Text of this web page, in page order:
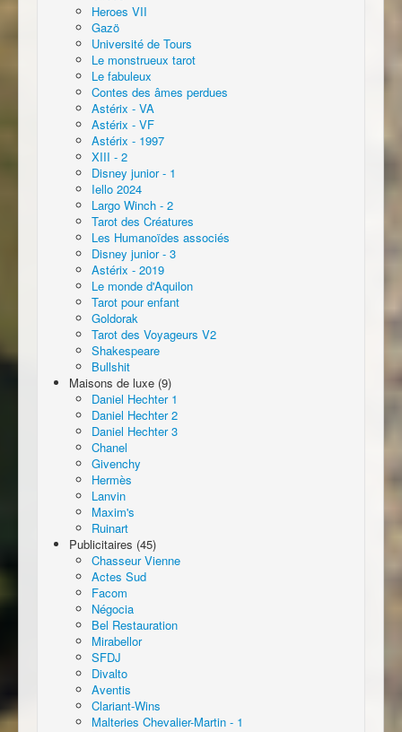
Heroes VII
Gazö
Université de Tours
Le monstrueux tarot
Le fabuleux
Contes des âmes perdues
Astérix - VA
Astérix - VF
Astérix - 1997
XIII - 2
Disney junior - 1
Iello 2024
Largo Winch - 2
Tarot des Créatures
Les Humanoïdes associés
Disney junior - 3
Astérix - 2019
Le monde d'Aquilon
Tarot pour enfant
Goldorak
Tarot des Voyageurs V2
Shakespeare
Bullshit
Maisons de luxe (9)
Daniel Hechter 1
Daniel Hechter 2
Daniel Hechter 3
Chanel
Givenchy
Hermès
Lanvin
Maxim's
Ruinart
Publicitaires (45)
Chasseur Vienne
Actes Sud
Facom
Négocia
Bel Restauration
Mirabellor
SFDJ
Divalto
Aventis
Clariant-Wins
Malteries Chevalier-Martin - 1